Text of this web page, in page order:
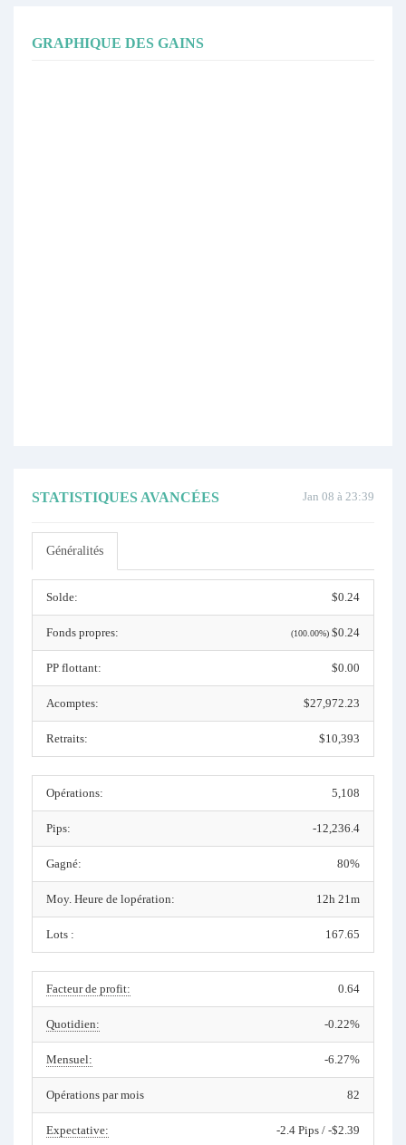
GRAPHIQUE DES GAINS
Jan 08 à 23:39
STATISTIQUES AVANCÉES
Généralités
Solde: $0.24
Fonds propres: (100.00%) $0.24
PP flottant: $0.00
Acomptes: $27,972.23
Retraits: $10,393
Opérations: 5,108
Pips: -12,236.4
Gagné: 80%
Moy. Heure de lopération: 12h 21m
Lots : 167.65
Facteur de profit: 0.64
Quotidien: -0.22%
Mensuel: -6.27%
Opérations par mois 82
Expectative: -2.4 Pips / -$2.39